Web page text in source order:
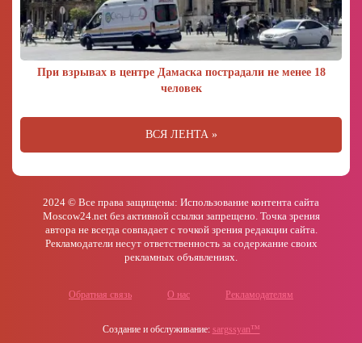
При взрывах в центре Дамаска пострадали не менее 18
человек
ВСЯ ЛЕНТА »
2024 © Все права защищены: Использование контента сайта
Moscow24.net без активной ссылки запрещено. Точка зрения
автора не всегда совпадает с точкой зрения редакции сайта.
Рекламодатели несут ответственность за содержание своих
рекламных объявлениях.
Обратная связь О нас Рекламодателям
Создание и обслуживание: sargssyan™